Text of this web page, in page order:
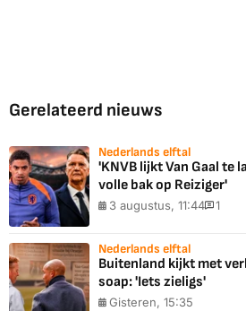
Gerelateerd nieuws
Nederlands elftal
'KNVB lijkt Van Gaal te
volle bak op Reiziger'
3 augustus, 11:44 1
Nederlands elftal
Buitenland kijkt met
soap: 'Iets zieligs'
Gisteren, 15:35